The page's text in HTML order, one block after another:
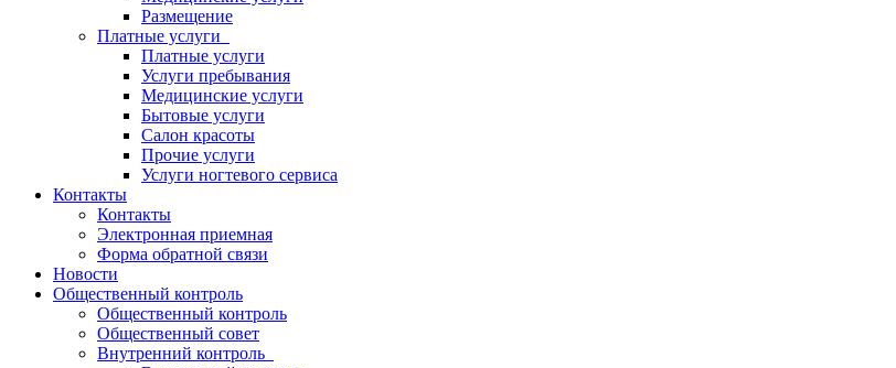
Размещение
Платные услуги
Платные услуги
Услуги пребывания
Медицинские услуги
Бытовые услуги
Салон красоты
Прочие услуги
Услуги ногтевого сервиса
Контакты
Контакты
Электронная приемная
Форма обратной связи
Новости
Общественный контроль
Общественный контроль
Общественный совет
Внутренний контроль